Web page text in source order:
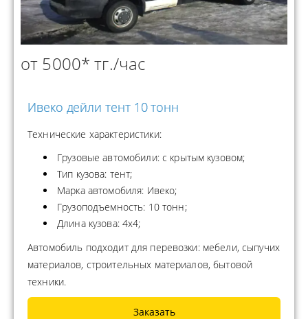
от 5000* тг./час
Ивеко дейли тент 10 тонн
Технические характеристики:
Грузовые автомобили: с крытым кузовом;
Тип кузова: тент;
Марка автомобиля: Ивеко;
Грузоподъемность: 10 тонн;
Длина кузова: 4x4;
Автомобиль подходит для перевозки: мебели, сыпучих
материалов, строительных материалов, бытовой
техники.
Заказать